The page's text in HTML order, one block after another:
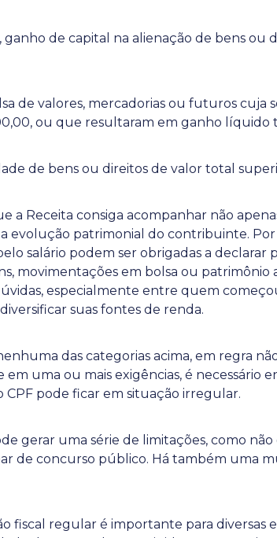
de capital na alienação de bens ou
de valores, mercadorias ou futuros cuja
ou que resultaram em ganho líquido
de bens ou direitos de valor total
a Receita consiga acompanhar não
evolução patrimonial do contribuinte. Por
salário podem ser obrigadas a declarar
movimentações em bolsa ou patrimônio
especialmente entre quem
suas fontes de renda.
das categorias acima, em regra
em uma ou mais exigências, é necessário
CPF pode ficar em situação irregular.
gerar uma série de limitações, como
de concurso público. Há também uma
fiscal regular é importante para diversas